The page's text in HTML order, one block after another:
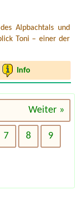
Alpbachtals und
Toni – einer der
Info
Weiter »
7 8 9
Bad Radkersburg